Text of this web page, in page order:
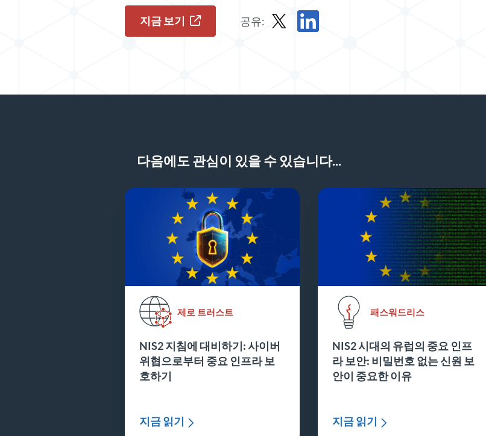
지금 보기 공유:
다음에도 관심이 있을 수 있습니다...
제로 트러스트
NIS2 지침에 대비하기: 사이버
위협으로부터 중요 인프라 보
호하기
지금 읽기
패스워드리스
NIS2 시대의 유럽의 중요 인프
라 보안: 비밀번호 없는 신원 보
안이 중요한 이유
지금 읽기